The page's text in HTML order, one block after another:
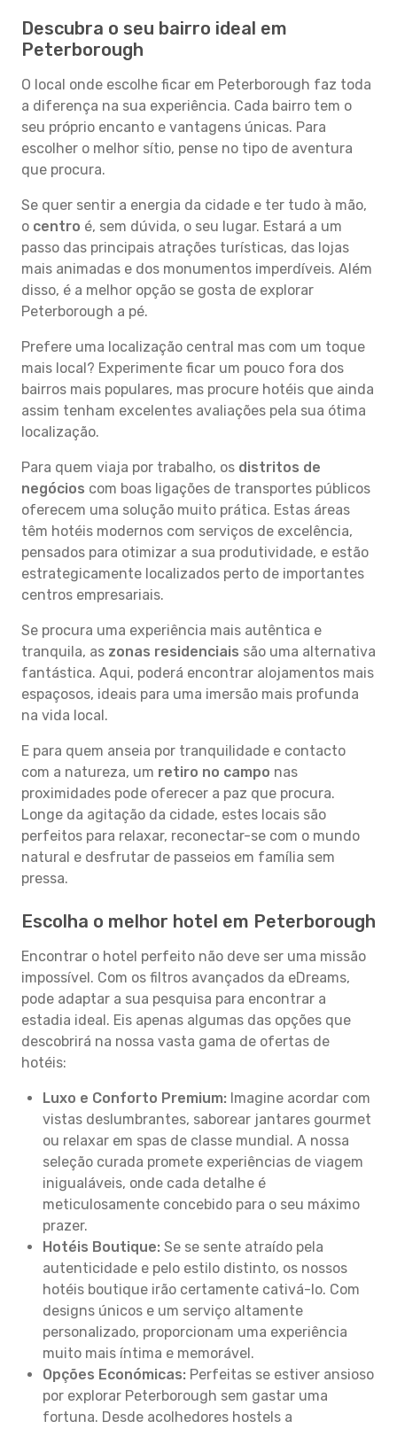
Descubra o seu bairro ideal em
Peterborough
O local onde escolhe ficar em Peterborough faz toda
a diferença na sua experiência. Cada bairro tem o
seu próprio encanto e vantagens únicas. Para
escolher o melhor sítio, pense no tipo de aventura
que procura.
Se quer sentir a energia da cidade e ter tudo à mão,
o centro é, sem dúvida, o seu lugar. Estará a um
passo das principais atrações turísticas, das lojas
mais animadas e dos monumentos imperdíveis. Além
disso, é a melhor opção se gosta de explorar
Peterborough a pé.
Prefere uma localização central mas com um toque
mais local? Experimente ficar um pouco fora dos
bairros mais populares, mas procure hotéis que ainda
assim tenham excelentes avaliações pela sua ótima
localização.
Para quem viaja por trabalho, os distritos de
negócios com boas ligações de transportes públicos
oferecem uma solução muito prática. Estas áreas
têm hotéis modernos com serviços de excelência,
pensados para otimizar a sua produtividade, e estão
estrategicamente localizados perto de importantes
centros empresariais.
Se procura uma experiência mais autêntica e
tranquila, as zonas residenciais são uma alternativa
fantástica. Aqui, poderá encontrar alojamentos mais
espaçosos, ideais para uma imersão mais profunda
na vida local.
E para quem anseia por tranquilidade e contacto
com a natureza, um retiro no campo nas
proximidades pode oferecer a paz que procura.
Longe da agitação da cidade, estes locais são
perfeitos para relaxar, reconectar-se com o mundo
natural e desfrutar de passeios em família sem
pressa.
Escolha o melhor hotel em Peterborough
Encontrar o hotel perfeito não deve ser uma missão
impossível. Com os filtros avançados da eDreams,
pode adaptar a sua pesquisa para encontrar a
estadia ideal. Eis apenas algumas das opções que
descobrirá na nossa vasta gama de ofertas de
hotéis:
Luxo e Conforto Premium: Imagine acordar com
vistas deslumbrantes, saborear jantares gourmet
ou relaxar em spas de classe mundial. A nossa
seleção curada promete experiências de viagem
inigualáveis, onde cada detalhe é
meticulosamente concebido para o seu máximo
prazer.
Hotéis Boutique: Se se sente atraído pela
autenticidade e pelo estilo distinto, os nossos
hotéis boutique irão certamente cativá-lo. Com
designs únicos e um serviço altamente
personalizado, proporcionam uma experiência
muito mais íntima e memorável.
Opções Económicas: Perfeitas se estiver ansioso
por explorar Peterborough sem gastar uma
fortuna. Desde acolhedores hostels a